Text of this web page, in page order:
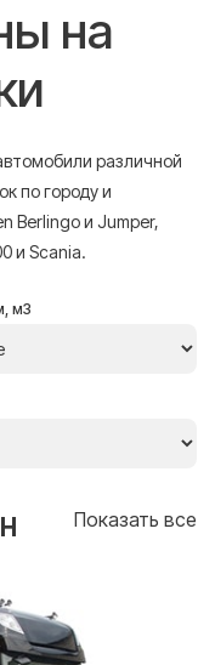
на
различной
по городу и
Berlingo и Jumper,
и Scania.
м3
Показать все